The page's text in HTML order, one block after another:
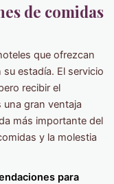
de comidas
que ofrezcan
estadía. El servicio
recibir el
gran ventaja
más importante del
y la molestia
para